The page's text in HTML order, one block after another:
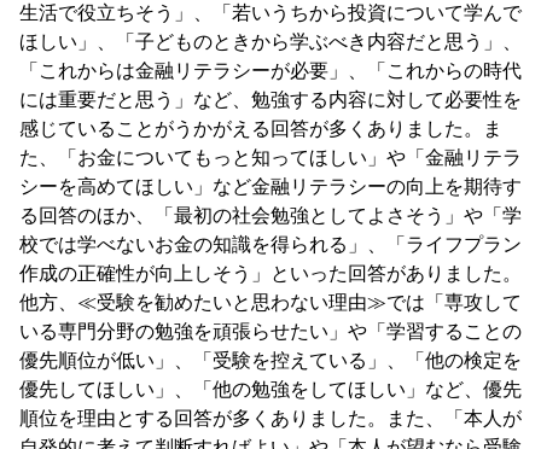
生活で役立ちそう」、「若いうちから投資について学んで
ほしい」、「子どものときから学ぶべき内容だと思う」、
「これからは金融リテラシーが必要」、「これからの時代
には重要だと思う」など、勉強する内容に対して必要性を
感じていることがうかがえる回答が多くありました。ま
た、「お金についてもっと知ってほしい」や「金融リテラ
シーを高めてほしい」など金融リテラシーの向上を期待す
る回答のほか、「最初の社会勉強としてよさそう」や「学
校では学べないお金の知識を得られる」、「ライフプラン
作成の正確性が向上しそう」といった回答がありました。
他方、≪受験を勧めたいと思わない理由≫では「専攻して
いる専門分野の勉強を頑張らせたい」や「学習することの
優先順位が低い」、「受験を控えている」、「他の検定を
優先してほしい」、「他の勉強をしてほしい」など、優先
順位を理由とする回答が多くありました。また、「本人が